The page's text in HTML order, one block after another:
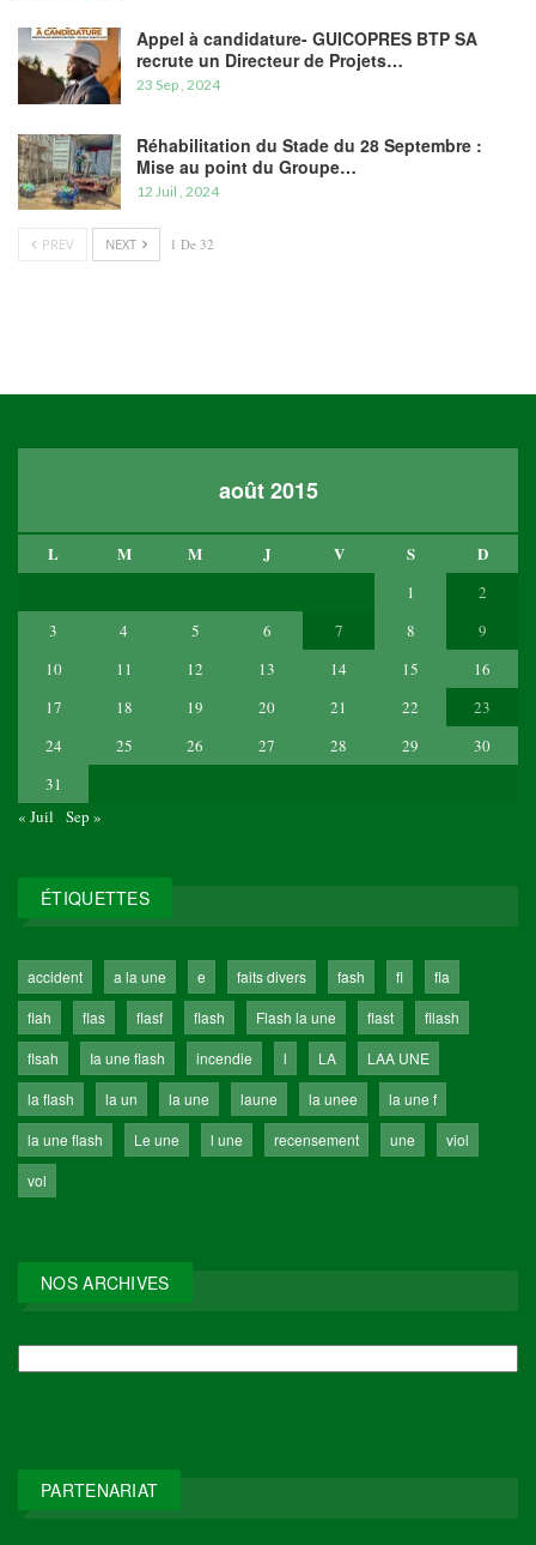
Appel à candidature- GUICOPRES BTP SA
recrute un Directeur de Projets…
23 Sep , 2024
Réhabilitation du Stade du 28 Septembre :
Mise au point du Groupe…
12 Juil , 2024
PREV NEXT 1 De 32
août 2015
L M M J V S D
1
2
3
4 5 6 7 8
9
10
11 12 13 14 15
16
17
18 19 20 21 22
23
24
25 26 27 28 29
30
31
« Juil
Sep »
ÉTIQUETTES
accident a la une e faits divers fash fl
fla
flah
flas flasf flash Flash la une flast
fllash
flsah
Ia une flash incendie l LA
LAA UNE
la flash
la un la une laune la unee
la une f
la une flash
Le une l une recensement une
viol
vol
NOS ARCHIVES
PARTENARIAT